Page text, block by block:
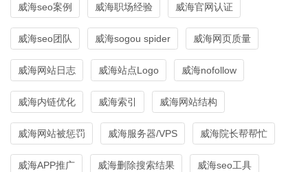
威海seo案例 威海职场经验 威海官网认证
威海seo团队 威海sogou spider 威海网页质量
威海网站日志 威海站点Logo 威海nofollow
威海内链优化 威海索引 威海网站结构
威海网站被惩罚 威海服务器/VPS 威海院长帮帮忙
威海APP推广 威海删除搜索结果 威海seo工具